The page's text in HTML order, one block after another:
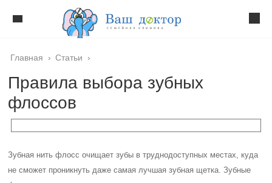
Главная › Статьи ›
Правила выбора зубных
флоссов
Зубная нить флосс очищает зубы в труднодоступных местах, куда
не сможет проникнуть даже самая лучшая зубная щетка. Зубные